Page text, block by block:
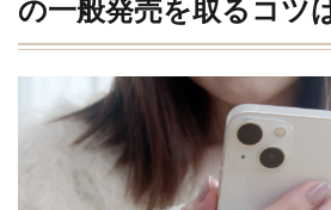
の一般発売を取るコツ